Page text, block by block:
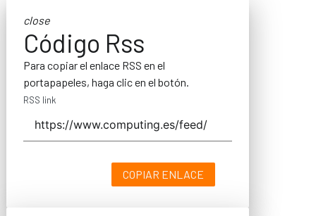
close
Código Rss
Para copiar el enlace RSS en el
portapapeles, haga clic en el botón.
RSS link
COPIAR ENLACE